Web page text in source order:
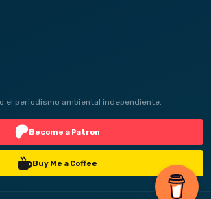
el periodismo ambiental independiente.
Become a Patron
Buy Me a Coffee